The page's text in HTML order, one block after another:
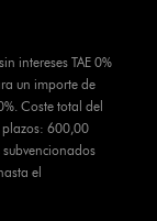
intereses TAE 0%
un importe de
Coste total del
600,00
el